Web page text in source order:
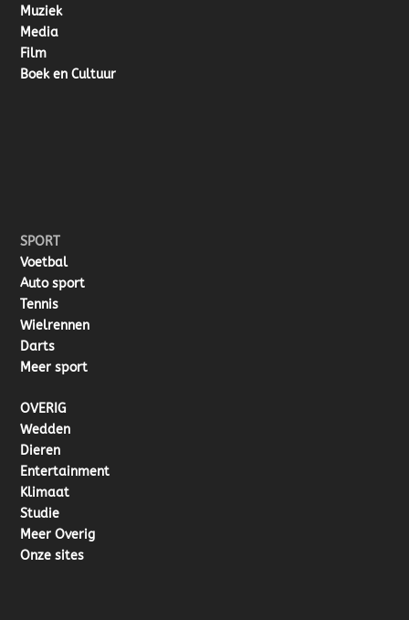
Muziek
Media
Film
Boek en Cultuur
SPORT
Voetbal
Auto sport
Tennis
Wielrennen
Darts
Meer sport
OVERIG
Wedden
Dieren
Entertainment
Klimaat
Studie
Meer Overig
Onze sites